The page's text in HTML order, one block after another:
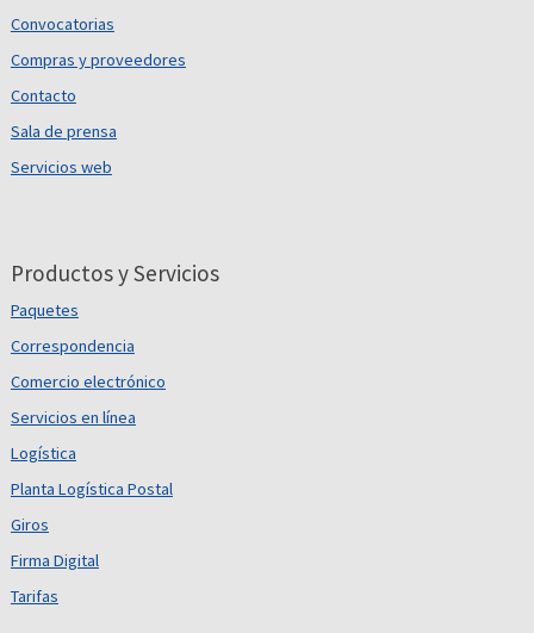
Convocatorias
Compras y proveedores
Contacto
Sala de prensa
Servicios web
Productos y Servicios
Paquetes
Correspondencia
Comercio electrónico
Servicios en línea
Logística
Planta Logística Postal
Giros
Firma Digital
Tarifas